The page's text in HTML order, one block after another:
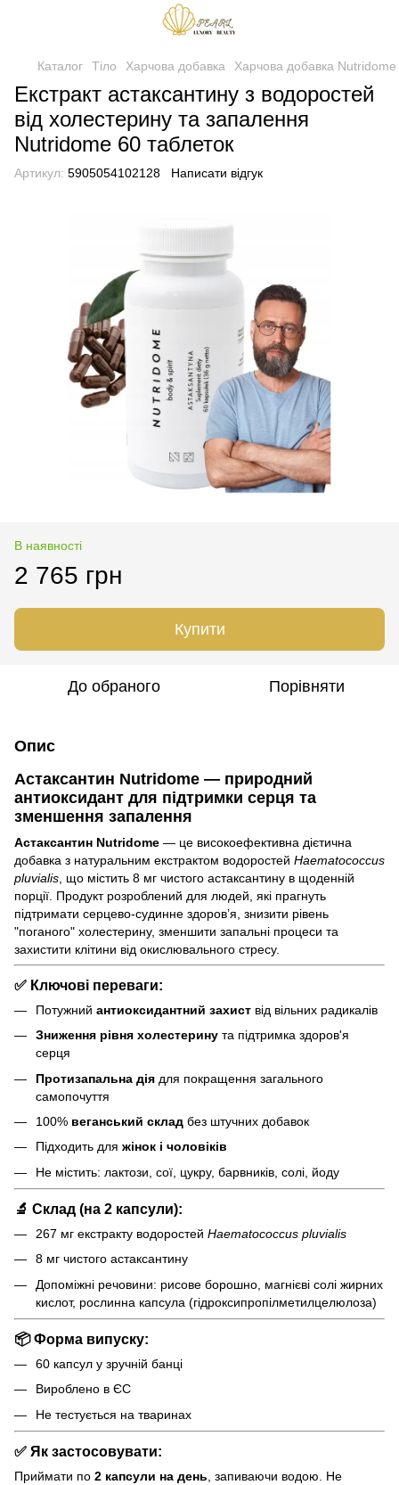
Каталог Тіло Харчова добавка Харчова добавка Nutridome
Екстракт астаксантину з водоростей
від холестерину та запалення
Nutridome 60 таблеток
Артикул: 5905054102128 Написати відгук
В наявності
2 765 грн
Купити
До обраного Порівняти
Опис
Астаксантин Nutridome — природний
антиоксидант для підтримки серця та
зменшення запалення
Астаксантин Nutridome — це високоефективна дієтична
добавка з натуральним екстрактом водоростей Haematococcus
pluvialis , що містить 8 мг чистого астаксантину в щоденній
порції. Продукт розроблений для людей, які прагнуть
підтримати серцево-судинне здоров’я, знизити рівень
"поганого" холестерину, зменшити запальні процеси та
захистити клітини від окислювального стресу.
✅ Ключові переваги:
Потужний антиоксидантний захист від вільних радикалів
Зниження рівня холестерину та підтримка здоров'я
серця
Протизапальна дія для покращення загального
самопочуття
100% веганський склад без штучних добавок
Підходить для жінок і чоловіків
Не містить: лактози, сої, цукру, барвників, солі, йоду
🔬 Склад (на 2 капсули):
267 мг екстракту водоростей Haematococcus pluvialis
8 мг чистого астаксантину
Допоміжні речовини: рисове борошно, магнієві солі жирних
кислот, рослинна капсула (гідроксипропілметилцелюлоза)
📦Форма випуску:
60 капсул у зручній банці
Вироблено в ЄС
Не тестується на тваринах
✅ Як застосовувати:
Приймати по 2 капсули на день , запиваючи водою. Не